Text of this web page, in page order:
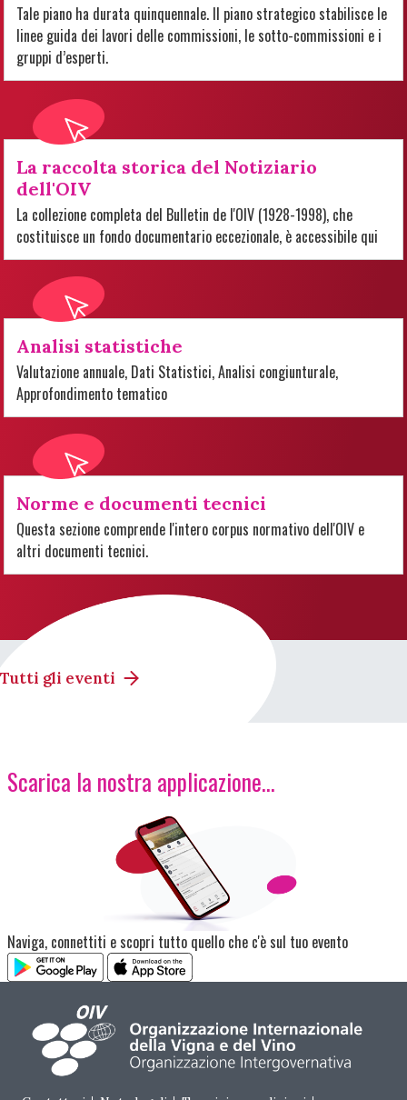
Tale piano ha durata quinquennale. Il piano strategico stabilisce le
linee guida dei lavori delle commissioni, le sotto-commissioni e i
gruppi d’esperti.
La raccolta storica del Notiziario
dell'OIV
La collezione completa del Bulletin de l'OIV (1928-1998), che
costituisce un fondo documentario eccezionale, è accessibile qui
Analisi statistiche
Valutazione annuale, Dati Statistici, Analisi congiunturale,
Approfondimento tematico
Norme e documenti tecnici
Questa sezione comprende l'intero corpus normativo dell'OIV e
altri documenti tecnici.
Tutti gli eventi
Scarica la nostra applicazione...
Immagine
Naviga, connettiti e scopri tutto quello che c'è sul tuo evento